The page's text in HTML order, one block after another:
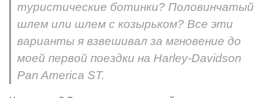
туристические ботинки? Половинчатый
шлем или шлем с козырьком? Все эти
варианты я взвешивал за мгновение до
моей первой поездки на Harley-Davidson
Pan America ST.